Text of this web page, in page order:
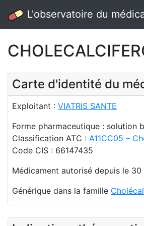
L'observatoire du
Carte d'identité du
Exploitant : VIATRIS SANTE
Forme pharmaceutique : solution
Classification ATC : A11CC05 –
Code CIS : 66147435
Médicament autorisé depuis le
Générique dans la famille